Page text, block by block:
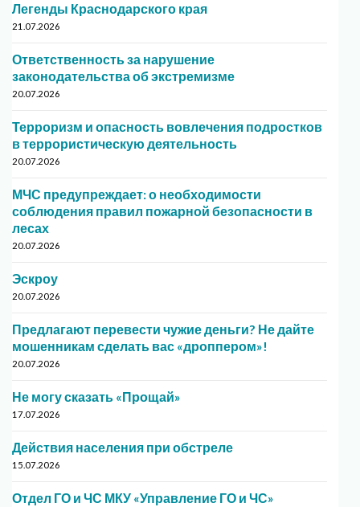
Легенды Краснодарского края
21.07.2026
Ответственность за нарушение
законодательства об экстремизме
20.07.2026
Терроризм и опасность вовлечения подростков
в террористическую деятельность
20.07.2026
МЧС предупреждает: о необходимости
соблюдения правил пожарной безопасности в
лесах
20.07.2026
Эскроу
20.07.2026
Предлагают перевести чужие деньги? Не дайте
мошенникам сделать вас «дроппером»!
20.07.2026
Не могу сказать «Прощай»
17.07.2026
Действия населения при обстреле
15.07.2026
Отдел ГО и ЧС МКУ «Управление ГО и ЧС»